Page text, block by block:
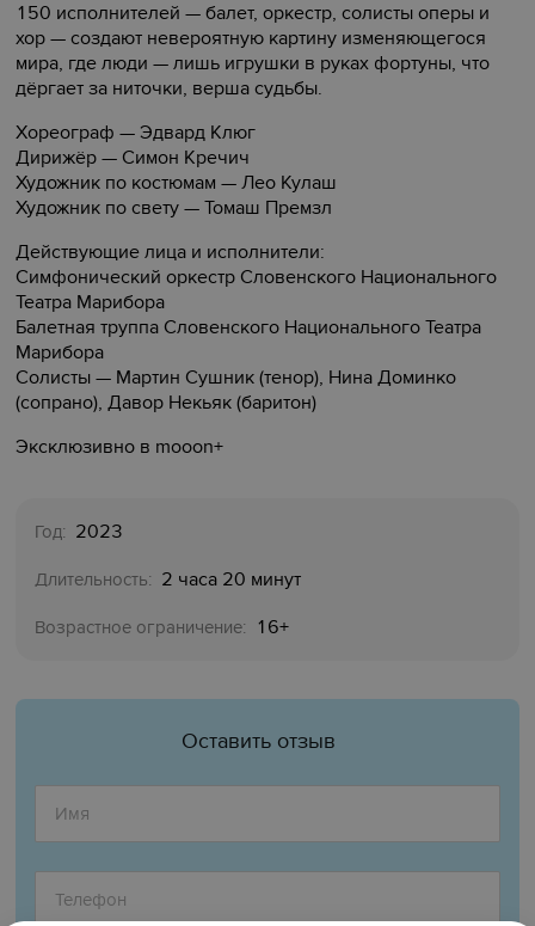
150 исполнителей — балет, оркестр, солисты оперы и
хор — создают невероятную картину изменяющегося
мира, где люди — лишь игрушки в руках фортуны, что
дёргает за ниточки, верша судьбы.
Хореограф — Эдвард Клюг
Дирижёр — Симон Кречич
Художник по костюмам — Лео Кулаш
Художник по свету — Томаш Премзл
Действующие лица и исполнители:
Симфонический оркестр Словенского Национального
Театра Марибора
Балетная труппа Словенского Национального Театра
Марибора
Солисты — Мартин Сушник (тенор), Нина Доминко
(сопрано), Давор Некьяк (баритон)
Эксклюзивно в mooon+
Год: 2023
Длительность: 2 часа 20 минут
Возрастное ограничение: 16+
Оставить отзыв